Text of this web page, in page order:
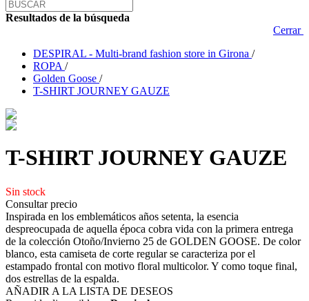
Resultados de la búsqueda
Cerrar
DESPIRAL - Multi-brand fashion store in Girona /
ROPA /
Golden Goose /
T-SHIRT JOURNEY GAUZE
T-SHIRT JOURNEY GAUZE
Sin stock
Consultar precio
Inspirada en los emblemáticos años setenta, la esencia
despreocupada de aquella época cobra vida con la primera entrega
de la colección Otoño/Invierno 25 de GOLDEN GOOSE. De color
blanco, esta camiseta de corte regular se caracteriza por el
estampado frontal con motivo floral multicolor. Y como toque final,
dos estrellas de la espalda.
AÑADIR A LA LISTA DE DESEOS